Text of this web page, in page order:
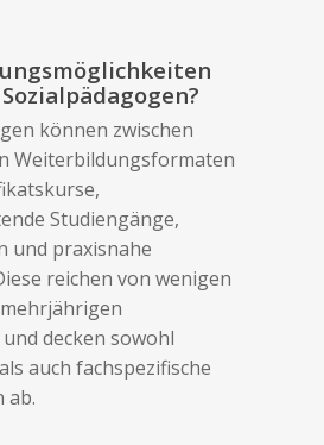
können zwischen
Weiterbildungsformaten
Studiengänge,
und praxisnahe
reichen von wenigen
decken sowohl
auch fachspezifische
ab.